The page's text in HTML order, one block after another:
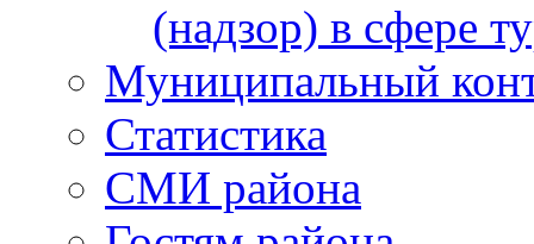
(надзор) в сфере
Муниципальный
Статистика
СМИ района